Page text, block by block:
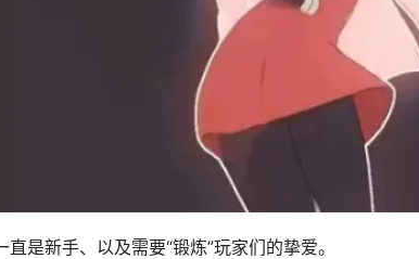
是新手、以及需要“锻炼”玩家们的挚爱。